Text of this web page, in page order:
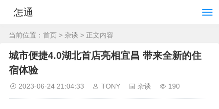
怎通
当前位置： 首页 > 杂谈 > 正文内容
城市便捷4.0湖北首店亮相宜昌 带来全新的住
宿体验
2023-06-24 21:04:33 TONY 杂谈 190